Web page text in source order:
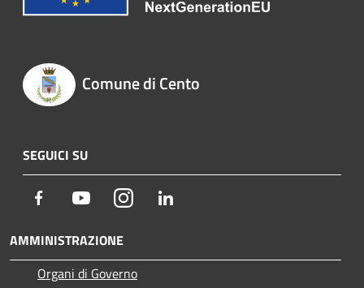
Comune di Cento
SEGUICI SU
Facebook YoutubeInstagram
AMMINISTRAZIONE
Organi di Governo